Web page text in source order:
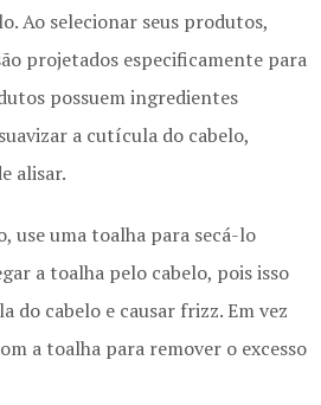
Ao selecionar seus produtos,
projetados especificamente para
possuem ingredientes
a cutícula do cabelo,
alisar.
use uma toalha para secá-lo
a toalha pelo cabelo, pois isso
do cabelo e causar frizz. Em vez
a toalha para remover o excesso